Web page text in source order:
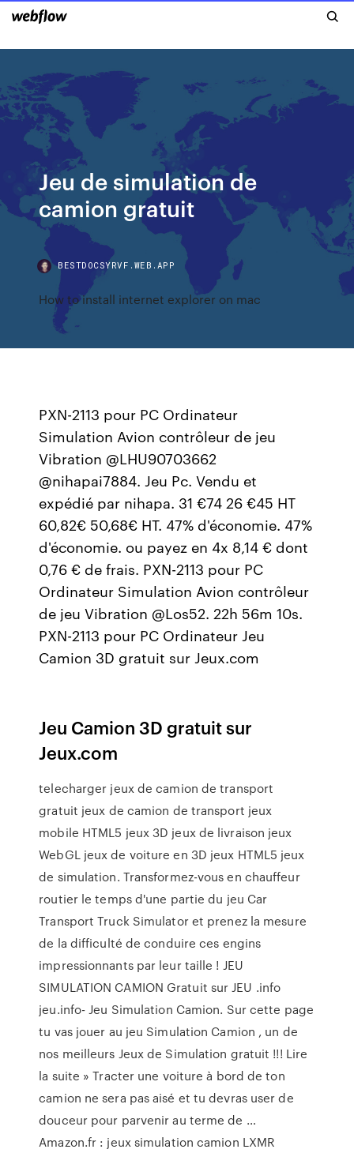
Jeu de simulation de
camion gratuit
BESTDOCSYRVF.WEB.APP
How to install internet explorer on mac
PXN-2113 pour PC Ordinateur
Simulation Avion contrôleur de jeu
Vibration @LHU90703662
@nihapai7884. Jeu Pc. Vendu et
expédié par nihapa. 31 €74 26 €45 HT
60,82€ 50,68€ HT. 47% d'économie. 47%
d'économie. ou payez en 4x 8,14 € dont
0,76 € de frais. PXN-2113 pour PC
Ordinateur Simulation Avion contrôleur
de jeu Vibration @Los52. 22h 56m 10s.
PXN-2113 pour PC Ordinateur Jeu
Camion 3D gratuit sur Jeux.com
Jeu Camion 3D gratuit sur
Jeux.com
telecharger jeux de camion de transport
gratuit jeux de camion de transport jeux
mobile HTML5 jeux 3D jeux de livraison jeux
WebGL jeux de voiture en 3D jeux HTML5 jeux
de simulation. Transformez-vous en chauffeur
routier le temps d'une partie du jeu Car
Transport Truck Simulator et prenez la mesure
de la difficulté de conduire ces engins
impressionnants par leur taille ! JEU
SIMULATION CAMION Gratuit sur JEU .info
jeu.info- Jeu Simulation Camion. Sur cette page
tu vas jouer au jeu Simulation Camion , un de
nos meilleurs Jeux de Simulation gratuit !!! Lire
la suite » Tracter une voiture à bord de ton
camion ne sera pas aisé et tu devras user de
douceur pour parvenir au terme de …
Amazon.fr : jeux simulation camion LXMR